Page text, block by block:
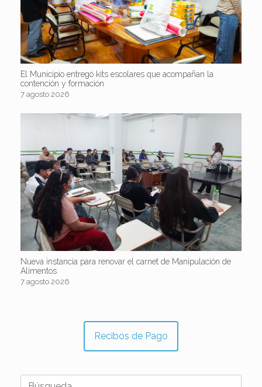
El Municipio entregó kits escolares que acompañan la
contención y formación
7 agosto 2026
Nueva instancia para renovar el carnet de Manipulación de
Alimentos
7 agosto 2026
Recibos de Pago
Buscar: